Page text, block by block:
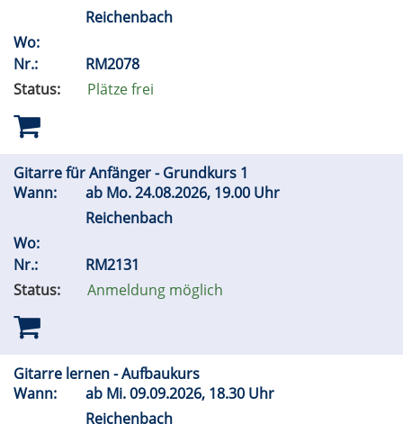
Reichenbach
Wo:
Nr.:
RM2078
Status:
Plätze frei
Gitarre für Anfänger - Grundkurs 1
Wann:
ab Mo.24.08.2026, 19.00 Uhr
Reichenbach
Wo:
Nr.:
RM2131
Status:
Anmeldung möglich
Gitarre lernen - Aufbaukurs
Wann:
ab Mi.09.09.2026, 18.30 Uhr
Reichenbach